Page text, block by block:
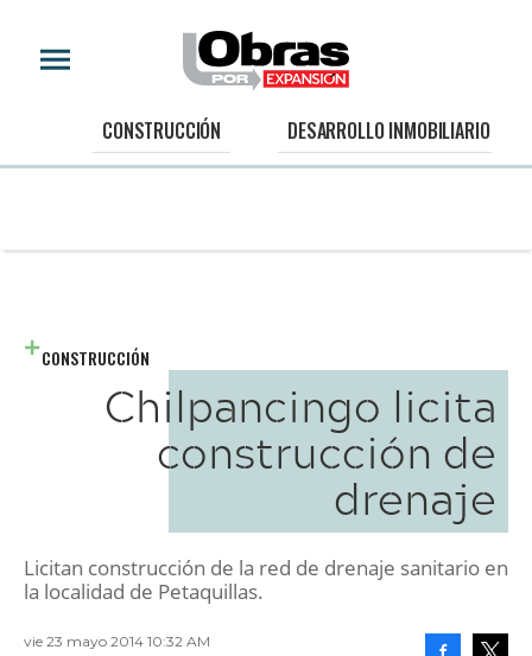
CONSTRUCCIÓN DESARROLLO INMOBILIARIO
CONSTRUCCIÓN
Chilpancingo licita
construcción de
drenaje
Licitan construcción de la red de drenaje sanitario en
la localidad de Petaquillas.
vie 23 mayo 2014 10:32 AM